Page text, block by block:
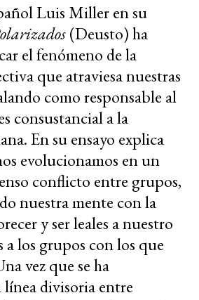
Luis Miller en su
(Deusto) ha
el fenómeno de la
que atraviesa nuestras
como responsable al
consustancial a la
En su ensayo explica
evolucionamos en un
conflicto entre grupos,
nuestra mente con la
y ser leales a nuestro
los grupos con los que
vez que se ha
línea divisoria entre